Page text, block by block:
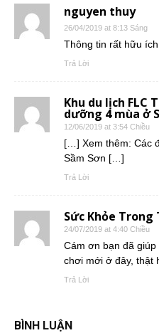
nguyen thuy
26/04/2019 at 8:13 Sáng
Thông tin rất hữu
Trả Lời
Khu du lịch FLC
dưỡng 4 mùa ở
12/06/2019 at 3:54 Chiều
[…] Xem thêm: Các
Sầm Sơn […]
Trả Lời
Sức Khỏe Trong
24/07/2019 at 4:40 Chiều
Cám ơn bạn đã
chơi mới ở đây, thật
Trả Lời
BÌNH LUẬN